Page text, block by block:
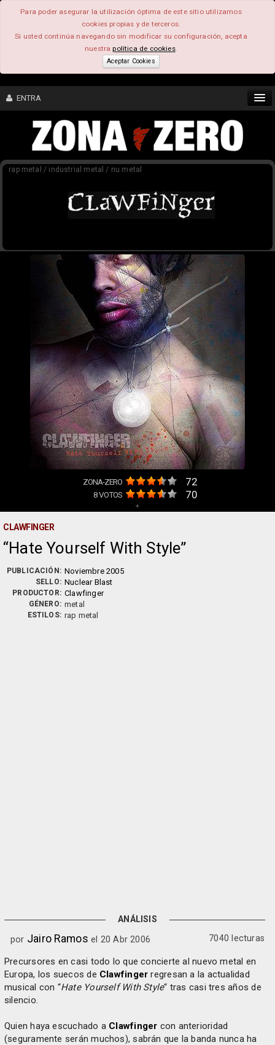
Para poder asegurar la utilización óptima de este sitio utilizamos
cookies propias y de terceros.
Si usted continúa navegando sin modificar su configuración, acepta
nuestrapolítica de cookies.
Aceptar Cookies
ENTRA
CONTENIDO
COMUNIDAD
FEEEDBACK
rap metal / industrial metal / nu metal
ZONA-ZERO 72
8VOTOS 70
+
CLAWFINGER
Hate Yourself With Style
PUBLICACIÓN: Noviembre 2005
SELLO: Nuclear Blast
PRODUCTOR: Clawfinger
GÉNERO: metal
ESTILOS: rap metal
ANÁLISIS
por Jairo Ramos el 20 Abr 2006 7040 lecturas
Precursores en casi todo lo que concierte al nuevo metal en
Europa, los suecos de Clawfinger regresan a la actualidad
musical con “Hate Yourself With Style“ tras casi tres años de
silencio.
Quien haya escuchado a Clawfinger con anterioridad
(seguramente serán muchos), sabrán que la banda nunca ha